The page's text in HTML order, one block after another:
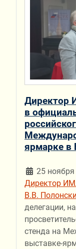
Директор
в
ярмарке в
25
Директор
В.В.
делегации,
стенда на
выставке-